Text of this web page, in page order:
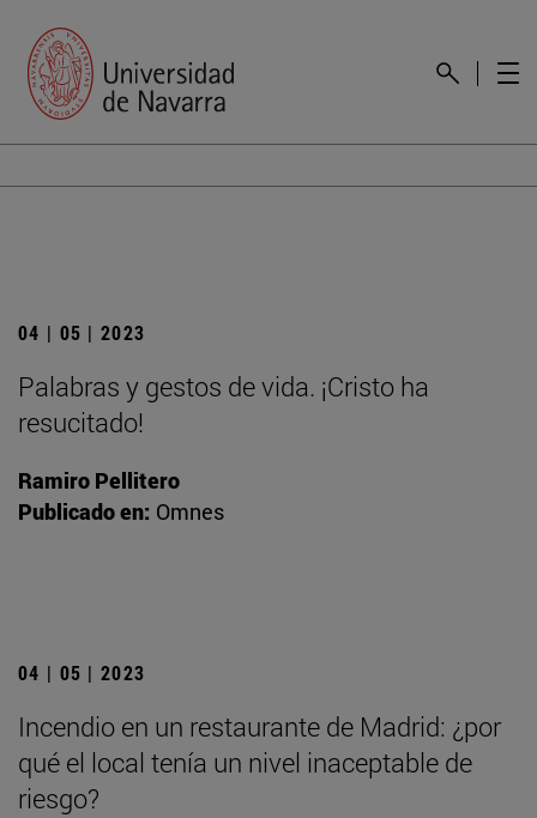
04 | 05 | 2023
Palabras y gestos de vida. ¡Cristo ha
resucitado!
Ramiro Pellitero
Publicado en: Omnes
04 | 05 | 2023
Incendio en un restaurante de Madrid: ¿por
qué el local tenía un nivel inaceptable de
riesgo?